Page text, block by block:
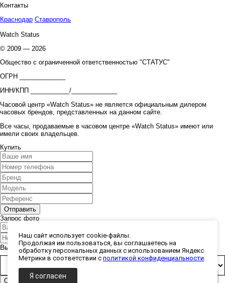
Контакты
Краснодар Ставрополь
Watch Status
© 2009 — 2026
Общество с ограниченной ответственностью "СТАТУС"
ОГРН _____________
ИНН/КПП ___________/_____________
Часовой центр «Watch Status» не является официальным дилером
часовых брендов, представленных на данном сайте.
Все часы, продаваемые в часовом центре «Watch Status» имеют или
имели своих владельцев.
Купить
Запрос фото
Выберите способ получения фото:
Наш сайт использует cookie-файлы.
Продолжая им пользоваться, вы соглашаетесь на
обработку персональных данных с использованием Яндекс
Метрики в соответствии с политикой конфиденциальности.
Я согласен